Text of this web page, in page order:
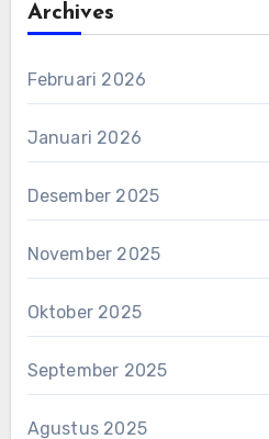
Archives
Februari 2026
Januari 2026
Desember 2025
November 2025
Oktober 2025
September 2025
Agustus 2025